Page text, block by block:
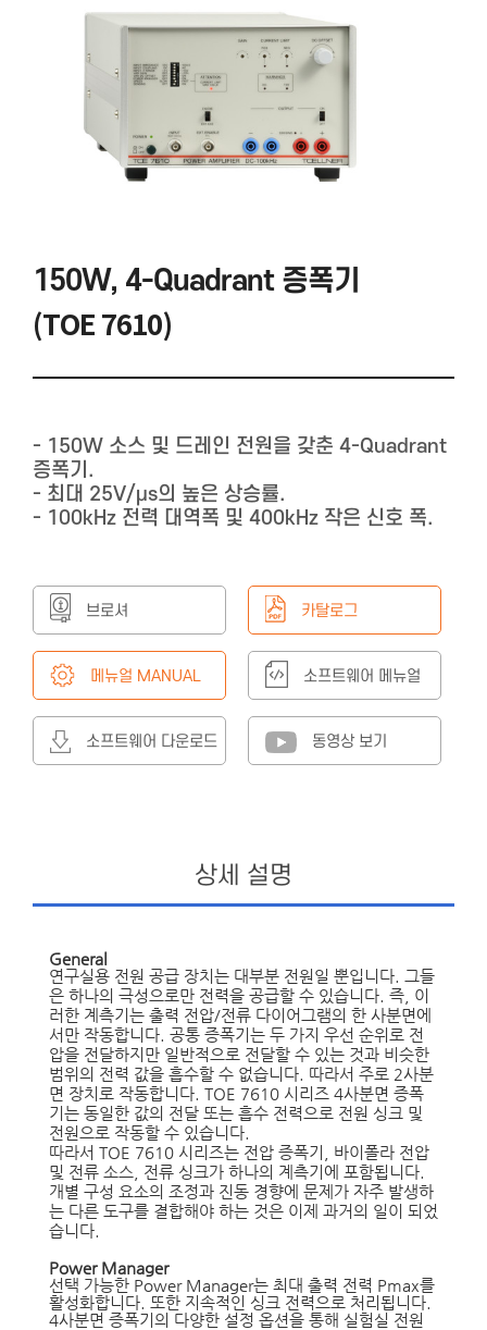
150W, 4-Quadrant 증폭기
(TOE 7610)
- 150W 소스 및 드레인 전원을 갖춘 4-Quadrant
증폭기.
- 최대 25V/μs의 높은 상승률.
- 100kHz 전력 대역폭 및 400kHz 작은 신호 폭.
브로셔 카탈로그
CATALOGUE
메뉴얼 MANUAL 소프트웨어 메뉴얼
소프트웨어 다운로드 동영상 보기
상세 설명
General
연구실용 전원 공급 장치는 대부분 전원일 뿐입니다. 그들
은 하나의 극성으로만 전력을 공급할 수 있습니다. 즉, 이
러한 계측기는 출력 전압/전류 다이어그램의 한 사분면에
서만 작동합니다. 공통 증폭기는 두 가지 우선 순위로 전
압을 전달하지만 일반적으로 전달할 수 있는 것과 비슷한
범위의 전력 값을 흡수할 수 없습니다. 따라서 주로 2사분
면 장치로 작동합니다. TOE 7610 시리즈 4사분면 증폭
기는 동일한 값의 전달 또는 흡수 전력으로 전원 싱크 및
전원으로 작동할 수 있습니다.
따라서 TOE 7610 시리즈는 전압 증폭기, 바이폴라 전압
및 전류 소스, 전류 싱크가 하나의 계측기에 포함됩니다.
개별 구성 요소의 조정과 진동 경향에 문제가 자주 발생하
는 다른 도구를 결합해야 하는 것은 이제 과거의 일이 되었
습니다.
Power Manager
선택 가능한 Power Manager는 최대 출력 전력 Pmax를
활성화합니다. 또한 지속적인 싱크 전력으로 처리됩니다.
4사분면 증폭기의 다양한 설정 옵션을 통해 실험실 전원